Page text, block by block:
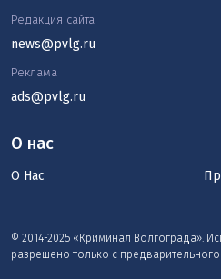
О нас
О Нас
© 2014-2025 «Криминал Волгограда».
разрешено только с
Редакция сайта
news@pvlg.ru
Реклама
ads@pvlg.ru